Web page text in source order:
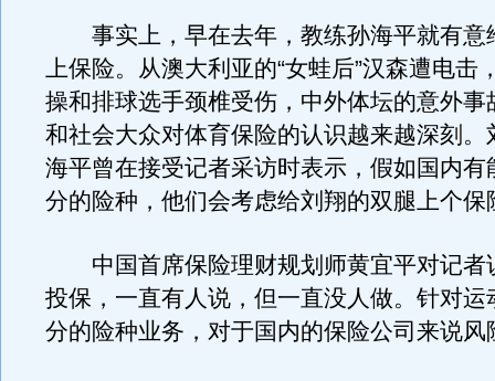
事实上，早在去年，教练孙海平就有意
上保险。从澳大利亚的“女蛙后”汉森遭电击
操和排球选手颈椎受伤，中外体坛的意外事
和社会大众对体育保险的认识越来越深刻。
海平曾在接受记者采访时表示，假如国内有
分的险种，他们会考虑给刘翔的双腿上个保
中国首席保险理财规划师黄宜平对记者
投保，一直有人说，但一直没人做。针对运
分的险种业务，对于国内的保险公司来说风